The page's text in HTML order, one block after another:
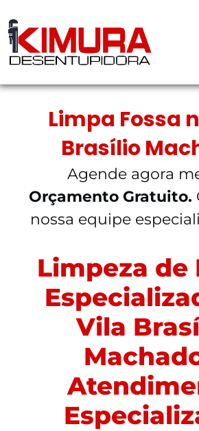
Limpa Fossa
Brasílio
Agende agora
Orçamento Gratuito.
nossa equipe
Limpeza de
Vila